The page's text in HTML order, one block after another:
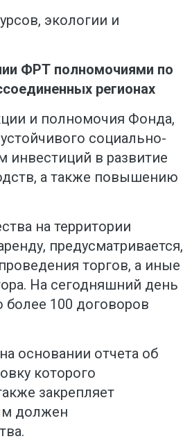
экологии и
ФРТ полномочиями по
регионах
и полномочия Фонда,
социально-
инвестиций в развитие
а также повышению
на территории
предусматривается,
торгов, а иные
На сегодняшний день
100 договоров
основании отчета об
которого
закрепляет
должен